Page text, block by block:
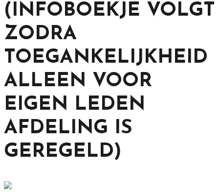
(INFOBOEKJE VOLGT
ZODRA
TOEGANKELIJKHEID
ALLEEN VOOR
EIGEN LEDEN
AFDELING IS
GEREGELD)